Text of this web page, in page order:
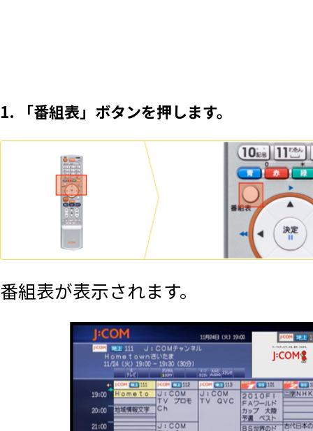
1. 「番組表」ボタンを押します。
番組表が表示されます。